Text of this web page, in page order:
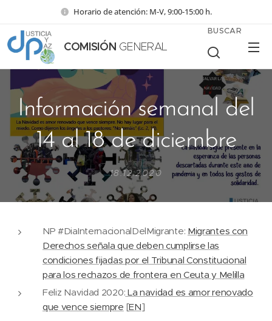
Horario de atención: M-V, 9:00-15:00 h.
COMISIÓN GENERAL
BUSCAR
Información semanal del
14 al 18 de diciembre
18.12.2020
NP #DiaInternacionalDelMigrante: Migrantes con
Derechos señala que deben cumplirse las
condiciones fijadas por el Tribunal Constitucional
para los rechazos de frontera en Ceuta y Melilla
Feliz Navidad 2020: La navidad es amor renovado
que vence siempre [EN]